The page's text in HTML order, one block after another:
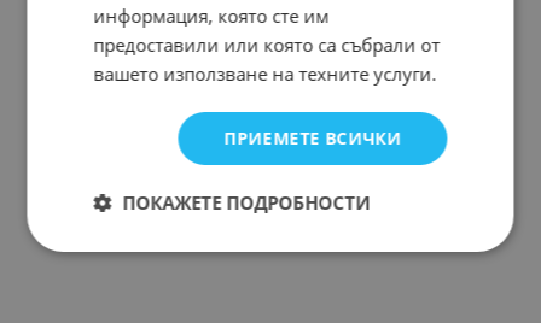
информация, която сте им
предоставили или която са събрали от
вашето използване на техните услуги.
ПРИЕМЕТЕ ВСИЧКИ
ПОКАЖЕТЕ ПОДРОБНОСТИ